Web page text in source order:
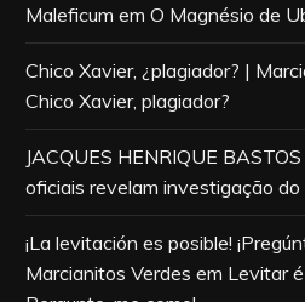
Maleficum em O Magnésio de
Chico Xavier, ¿plagiador? |
Chico Xavier, plagiador?
JACQUES HENRIQUE BASTOS
oficiais revelam investigação do
¡La levitación es posible!
Marcianitos Verdes em Levitar